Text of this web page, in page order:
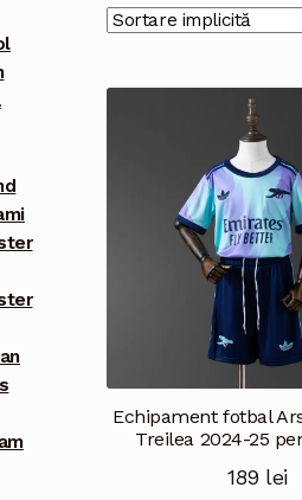
Echipament fotbal
Treilea 2024-25
189 lei